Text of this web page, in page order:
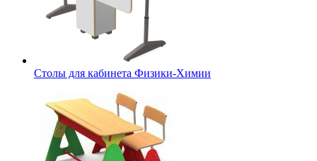
Столы для кабинета Физики-Химии